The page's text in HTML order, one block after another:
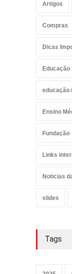
Artigos
Compras
Dicas
Educação
educação
Ensino
Fundação
Links
Noticias
slides
Tags